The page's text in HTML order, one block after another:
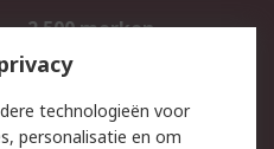
2.500 merken
Inkoopoplossingen
technologieën voor
personalisatie en om